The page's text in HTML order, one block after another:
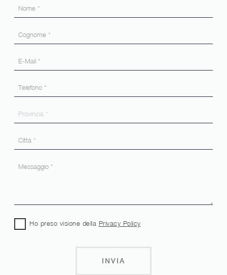
Ho preso visione della Privacy Policy
INVIA